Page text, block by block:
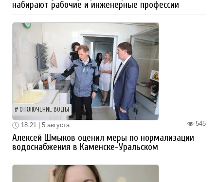
набирают рабочие и инженерные профессии
ОТКЛЮЧЕНИЕ ВОДЫ
545
18:21 | 5 августа
Алексей Шмыков оценил меры по нормализации
водоснабжения в Каменске-Уральском